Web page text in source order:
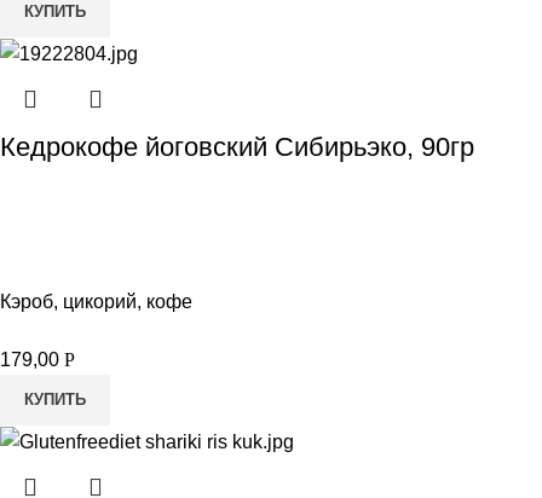
КУПИТЬ
Кедрокофе йоговский Сибирьэко, 90гр
Кэроб, цикорий, кофе
179,00 Р
КУПИТЬ